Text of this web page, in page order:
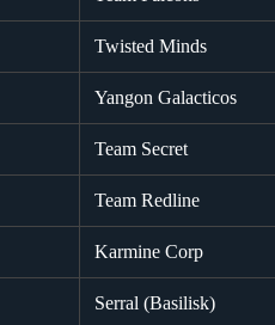
Twisted Minds
Yangon Galacticos
Team Secret
Team Redline
Karmine Corp
Serral (Basilisk)